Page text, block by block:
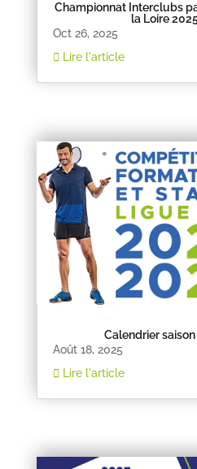
Championnat Interclubs
la Loire
Oct 26, 2025
Lire l'article
Calendrier
Août 18, 2025
Lire l'article